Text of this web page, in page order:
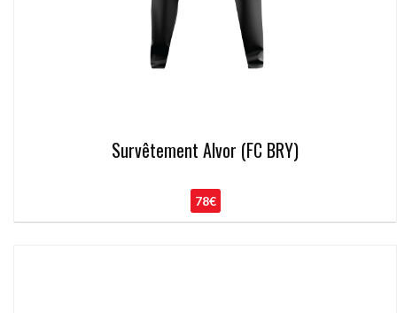
Survêtement Alvor (FC BRY)
78€